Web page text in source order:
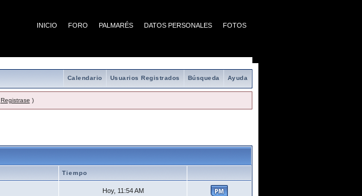
INICIO FORO PALMARÉS DATOS PERSONALES FOTOS
Ayuda
Búsqueda
Usuarios Registrados
Calendario
Registrase )
Tiempo
Hoy, 11:54 AM